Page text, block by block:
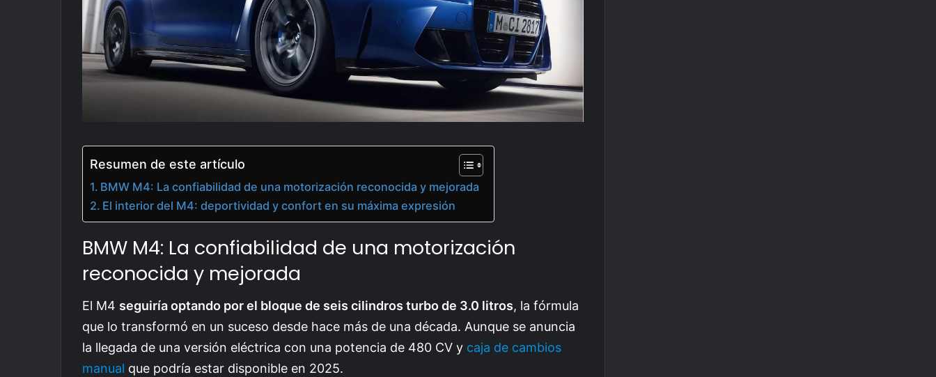
Resumen de este artículo
BMW M4: La confiabilidad de una motorización reconocida y mejorada
El interior del M4: deportividad y confort en su máxima expresión
BMW M4: La confiabilidad de una motorización
reconocida y mejorada
El M4 seguiría optando por el bloque de seis cilindros turbo de 3.0 litros, la fórmula
que lo transformó en un suceso desde hace más de una década. Aunque se anuncia
la llegada de una versión eléctrica con una potencia de 480 CV y caja de cambios
manual que podría estar disponible en 2025.